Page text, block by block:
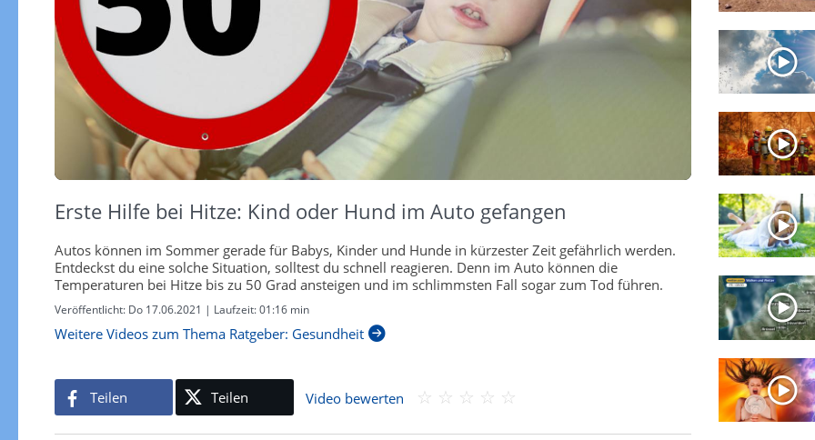
Erste Hilfe bei Hitze: Kind oder Hund im Auto gefangen
Autos können im Sommer gerade für Babys, Kinder und Hunde in kürzester Zeit gefährlich werden.
Entdeckst du eine solche Situation, solltest du schnell reagieren. Denn im Auto können die
Temperaturen bei Hitze bis zu 50 Grad ansteigen und im schlimmsten Fall sogar zum Tod führen.
Veröffentlicht: Do 17.06.2021 | Laufzeit:01:16 min
Weitere Videos zum Thema Ratgeber: Gesundheit
Teilen Teilen Video bewerten